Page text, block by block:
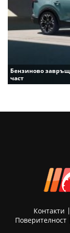
Бензиново
част
Контакти
Поверителност